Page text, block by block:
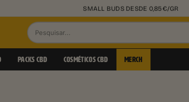
+50.000 CLIENTES SATISFEITOS
Pesquisar
produtos
PACKS CBD COSMÉTICOS CBD MERCH